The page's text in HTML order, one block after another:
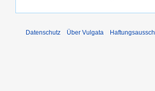
Datenschutz Über Vulgata